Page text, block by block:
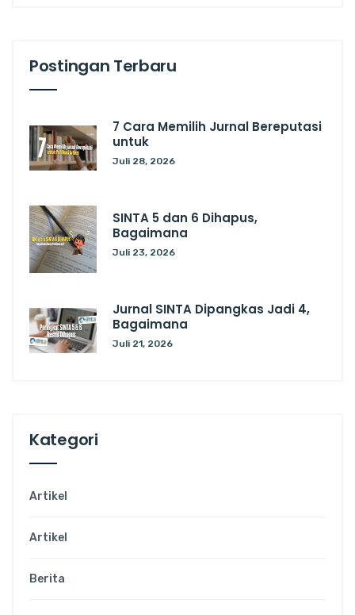
Postingan Terbaru
7 Cara Memilih Jurnal Bereputasi
untuk
Juli 28, 2026
SINTA 5 dan 6 Dihapus,
Bagaimana
Juli 23, 2026
Jurnal SINTA Dipangkas Jadi 4,
Bagaimana
Juli 21, 2026
Kategori
Artikel
Artikel
Berita